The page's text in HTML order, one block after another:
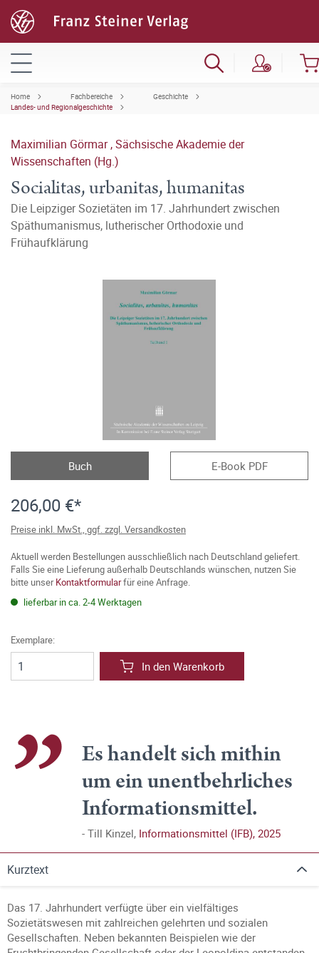
Home Fachbereiche
Geschichte
Landes- und Regionalgeschichte
Maximilian Görmar,Sächsische Akademie der
Wissenschaften (Hg.)
Socialitas, urbanitas, humanitas
Die Leipziger Sozietäten im 17. Jahrhundert zwischen
Späthumanismus, lutherischer Orthodoxie und
Frühaufklärung
Buch E-Book PDF
206,00 €*
Preise inkl. MwSt., ggf. zzgl. Versandkosten
Aktuell werden Bestellungen ausschließlich nach Deutschland geliefert.
Falls Sie eine Lieferung außerhalb Deutschlands wünschen, nutzen Sie
bitte unserKontaktformularfür eine Anfrage.
lieferbar in ca. 2-4 Werktagen
Exemplare:
In den Warenkorb
Es handelt sich mithin
um ein unentbehrliches
Informationsmittel.
Till Kinzel, Informationsmittel (IFB), 2025
Kurztext
Das 17. Jahrhundert verfügte über ein vielfältiges
Sozietätswesen mit zahlreichen gelehrten und sozialen
Gesellschaften. Neben bekannten Beispielen wie der